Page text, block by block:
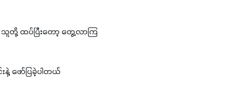
ထပ်ပြီးတော့ တွေ့လာကြ
ဖော်ပြခဲ့ပါတယ်